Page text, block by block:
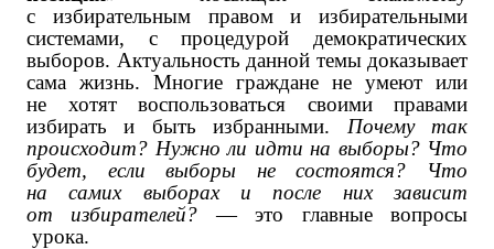
с избирательным правом и избирательными
системами, с процедурой демократических
выборов. Актуальность данной темы доказывает
сама жизнь. Многие граждане не умеют или
не хотят воспользоваться своими правами
избирать и быть избранными. Почему так
происходит? Нужно ли идти на выборы? Что
будет, если выборы не состоятся? Что
на самих выборах и после них зависит
от избирателей?— это главные вопросы
урока.